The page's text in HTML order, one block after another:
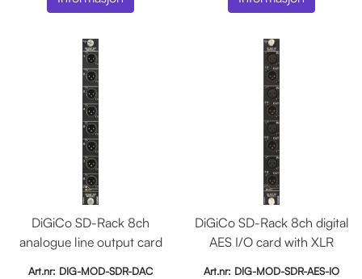
DiGiCo SD-Rack 8ch
analogue line output card
Art.nr: DIG-MOD-SDR-DAC
DiGiCo SD-Rack 8ch digital
AES I/O card with XLR
Art.nr: DIG-MOD-SDR-AES-IO